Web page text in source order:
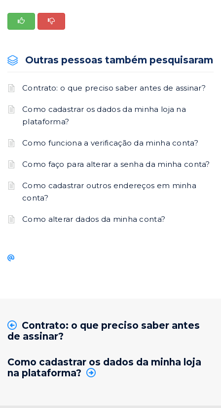
Outras pessoas também pesquisaram
Contrato: o que preciso saber antes de assinar?
Como cadastrar os dados da minha loja na
plataforma?
Como funciona a verificação da minha conta?
Como faço para alterar a senha da minha conta?
Como cadastrar outros endereços em minha
conta?
Como alterar dados da minha conta?
Contrato: o que preciso saber antes
de assinar?
Como cadastrar os dados da minha loja
na plataforma?